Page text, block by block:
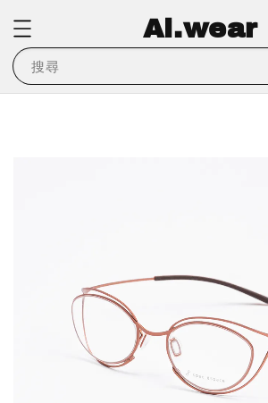
Ai.wear
搜尋